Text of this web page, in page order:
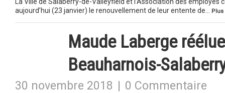
aujourd’hui (23 janvier) le renouvellement de leur entente de…
Plus
Maude Laberge
Beauharnois-
30 novembre 2018 0 Commentaire